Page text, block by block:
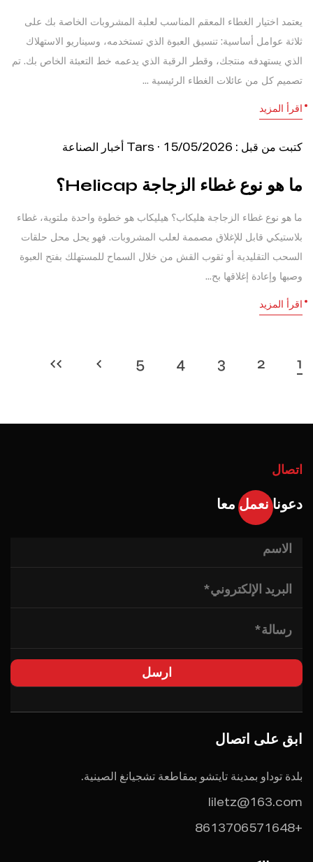
يعتمد اختيار الغطاء المعقم المناسب لعلبة المشروبات الخاصة بك على
ثلاثة عوامل أساسية: تنسيق العبوة الذي تستخدمه، وسيناريو الاستهلاك
الذي يستهدفه منتجك، وقطر الرقبة الذي يدعمه خط التعبئة الخاص بك. تم
تصميم كل من عائلات الغطاء الرئيسية ...
اقرأ المزيد
كتبت من قبل : Tars · 15/05/2026 أخبار الصناعة
ما هو نوع غطاء الزجاجة Helicap؟
ما هو نوع غطاء الزجاجة هليكاب؟ هيليكاب هو خطوة واحدة ملتوية، غطاء
بلاستيكي قابل للإغلاق مصممة لعلب المشروبات. فهو يحل محل حلقات
السحب التقليدية أو ثقوب القش من خلال السماح للمستهلك بفتح العبوة
وصبها وإعادة إغلاقها بح...
اقرأ المزيد
1
2
3
4
5
›
››
اتصال
دعونا نعمل معا
ابق على اتصال
بلدة توداو بمدينة تايتشو بمقاطعة تشجيانغ الصينية.
liletz@163.com
+8613706571648